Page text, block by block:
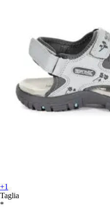
+1
Taglia
*